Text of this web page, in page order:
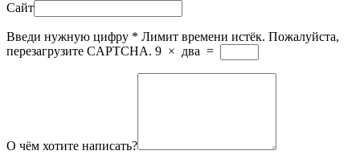
Сайт
Введи нужную цифру * Лимит времени истёк. Пожалуйста,
перезагрузите CAPTCHA. 9 × два =
О чём хотите написать?